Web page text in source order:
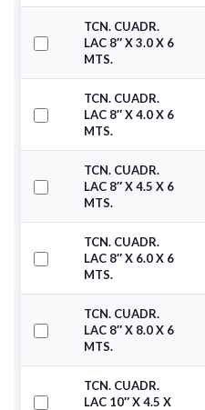
TCN. CUADR.
LAC 8″ X 3.0 X 6
MTS.
TCN. CUADR.
LAC 8″ X 4.0 X 6
MTS.
TCN. CUADR.
LAC 8″ X 4.5 X 6
MTS.
TCN. CUADR.
LAC 8″ X 6.0 X 6
MTS.
TCN. CUADR.
LAC 8″ X 8.0 X 6
MTS.
TCN. CUADR.
LAC 10″ X 4.5 X